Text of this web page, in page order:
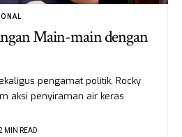
Main-main dengan
pengamat politik, Rocky
aksi penyiraman air keras
MIN READ